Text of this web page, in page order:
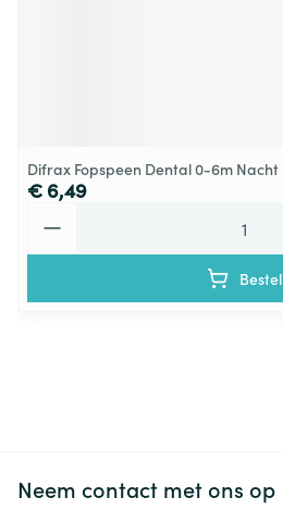
Difrax Fopspeen Dental 0-6m Nacht
€ 6,49
Bestel
Neem contact met ons op